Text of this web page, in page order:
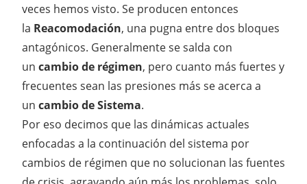
veces hemos visto. Se producen entonces
la Reacomodación, una pugna entre dos bloques
antagónicos. Generalmente se salda con
un cambio de régimen, pero cuanto más fuertes y
frecuentes sean las presiones más se acerca a
un cambio de Sistema.
Por eso decimos que las dinámicas actuales
enfocadas a la continuación del sistema por
cambios de régimen que no solucionan las fuentes